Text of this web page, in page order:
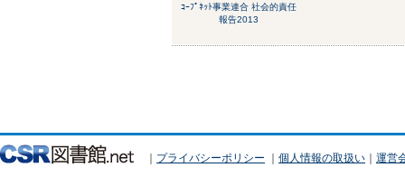
ｺｰﾌﾟﾈｯﾄ事業連合 社会的責任
報告2013
｜ プライバシーポリシー ｜ 個人情報の取扱い ｜ 運営